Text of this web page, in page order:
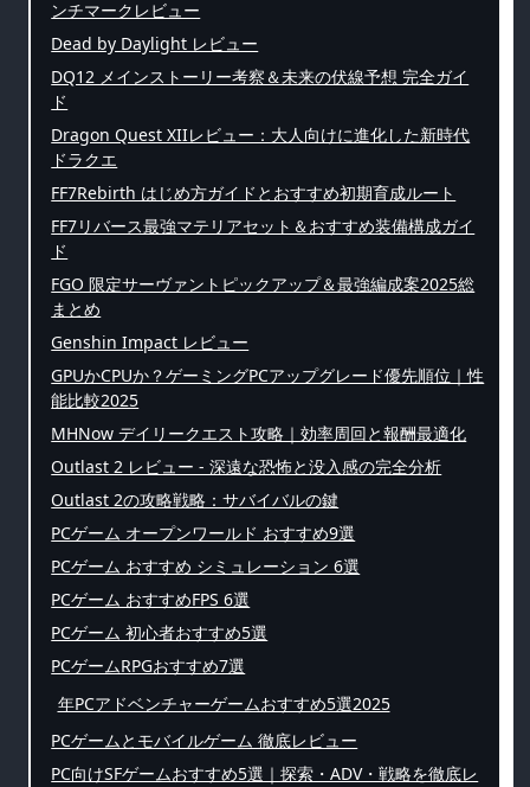
ンチマークレビュー
Dead by Daylight レビュー
DQ12 メインストーリー考察＆未来の伏線予想 完全ガイ
ド
Dragon Quest XIIレビュー：大人向けに進化した新時代
ドラクエ
FF7Rebirth はじめ方ガイドとおすすめ初期育成ルート
FF7リバース最強マテリアセット＆おすすめ装備構成ガイ
ド
FGO 限定サーヴァントピックアップ＆最強編成案2025総
まとめ
Genshin Impact レビュー
GPUかCPUか？ゲーミングPCアップグレード優先順位｜性
能比較2025
MHNow デイリークエスト攻略｜効率周回と報酬最適化
Outlast 2 レビュー - 深遠な恐怖と没入感の完全分析
Outlast 2の攻略戦略：サバイバルの鍵
PCゲーム オープンワールド おすすめ9選
PCゲーム おすすめ シミュレーション 6選
PCゲーム おすすめFPS 6選
PCゲーム 初心者おすすめ5選
PCゲームRPGおすすめ7選
年PCアドベンチャーゲームおすすめ5選2025
PCゲームとモバイルゲーム 徹底レビュー
PC向けSFゲームおすすめ5選｜探索・ADV・戦略を徹底レ